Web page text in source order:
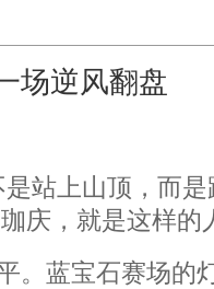
场逆风翻盘
站上山顶，而
庆，就是这样的
。蓝宝石赛场的